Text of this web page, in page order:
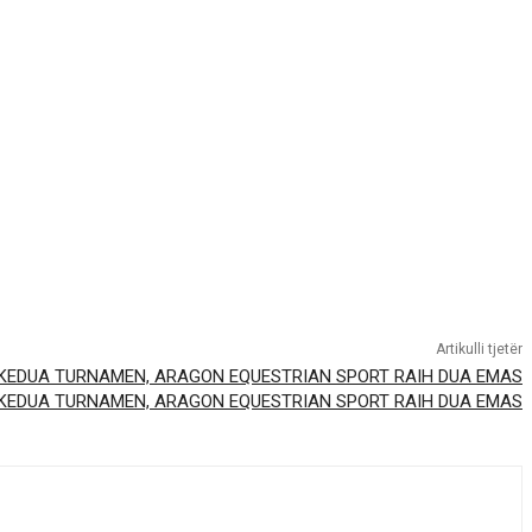
Artikulli tjetër
TURNAMEN, ARAGON EQUESTRIAN SPORT RAIH DUA EMAS